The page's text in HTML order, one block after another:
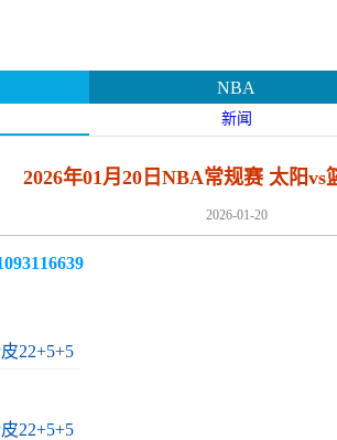
NBA
新闻
2026年01月20日NBA常规赛 太阳vs
2026-01-20
22+5+5
22+5+5